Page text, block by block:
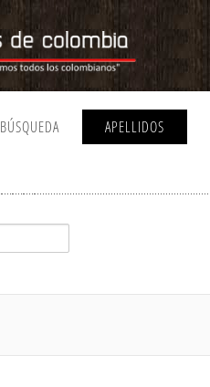
BÚSQUEDA APELLIDOS